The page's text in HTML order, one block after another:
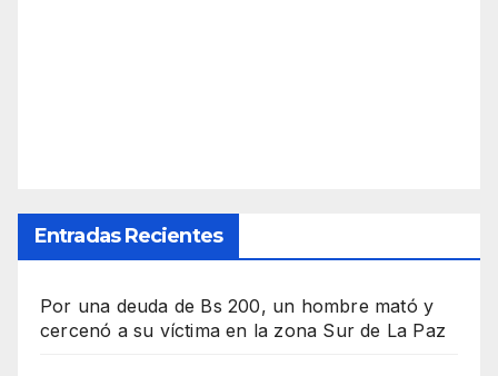
Entradas Recientes
Por una deuda de Bs 200, un hombre mató y
cercenó a su víctima en la zona Sur de La Paz